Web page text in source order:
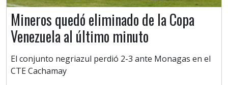
Mineros quedó eliminado de la Copa
Venezuela al último minuto
El conjunto negriazul perdió 2-3 ante Monagas en el
CTE Cachamay